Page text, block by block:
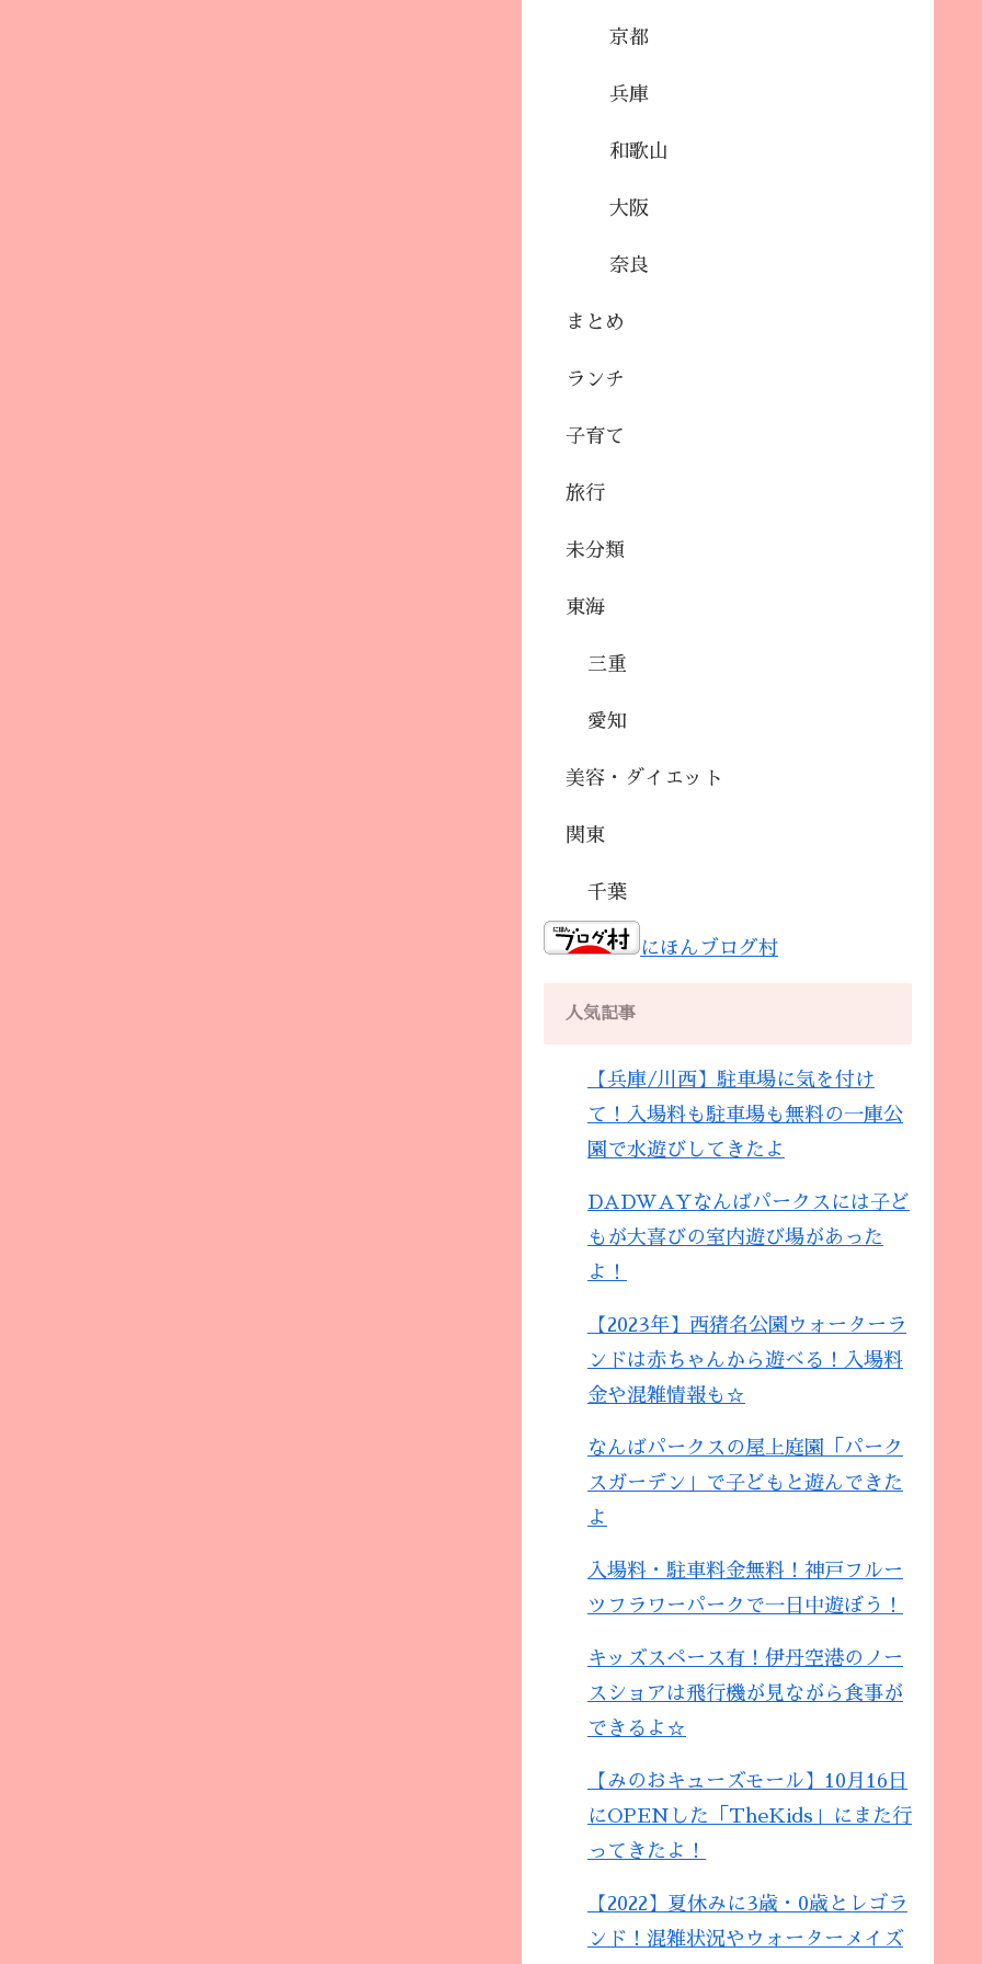
京都
兵庫
和歌山
大阪
奈良
まとめ
ランチ
子育て
旅行
未分類
東海
三重
愛知
美容・ダイエット
関東
千葉
にほんブログ村
人気記事
【兵庫/川西】駐車場に気を付け
て！入場料も駐車場も無料の一庫公
園で水遊びしてきたよ
DADWAYなんばパークスには子ど
もが大喜びの室内遊び場があった
よ！
【2023年】西猪名公園ウォーターラ
ンドは赤ちゃんから遊べる！入場料
金や混雑情報も☆
なんばパークスの屋上庭園「パーク
スガーデン」で子どもと遊んできた
よ
入場料・駐車料金無料！神戸フルー
ツフラワーパークで一日中遊ぼう！
キッズスペース有！伊丹空港のノー
スショアは飛行機が見ながら食事が
できるよ☆
【みのおキューズモール】10月16日
にOPENした「TheKids」にまた行
ってきたよ！
【2022】夏休みに3歳・0歳とレゴラ
ンド！混雑状況やウォーターメイズ